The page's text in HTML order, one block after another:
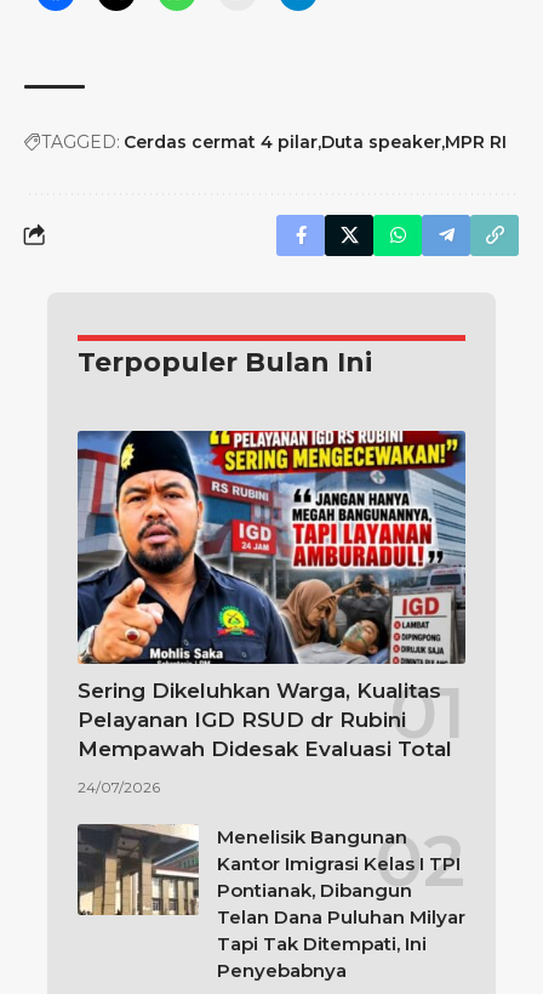
TAGGED: Cerdas cermat 4 pilar Duta speaker MPR RI
Terpopuler Bulan Ini
Sering Dikeluhkan Warga, Kualitas
Pelayanan IGD RSUD dr Rubini
Mempawah Didesak Evaluasi Total
24/07/2026
Menelisik Bangunan
Kantor Imigrasi Kelas I TPI
Pontianak, Dibangun
Telan Dana Puluhan Milyar
Tapi Tak Ditempati, Ini
Penyebabnya